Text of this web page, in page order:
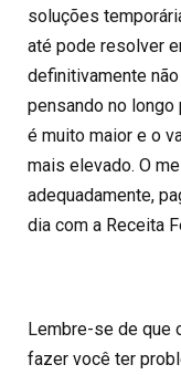
soluções
até pode resolver
definitivamente
pensando no longo
é muito maior e o
mais elevado. O
adequadamente,
dia com a Receita
Lembre-se de que
fazer você ter